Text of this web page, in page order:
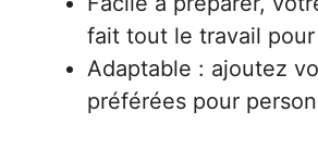
fait tout le travail pour
Adaptable : ajoutez
préférées pour